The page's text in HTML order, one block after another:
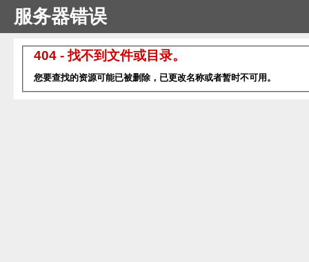
服务器错误
404 - 找不到文件或目录。
您要查找的资源可能已被删除，已更改名称或者暂时不可用。